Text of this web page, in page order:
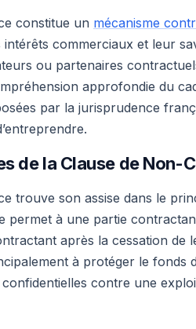
constitue un mécanisme
commerciaux et leur
ou partenaires
approfondie du
par la jurisprudence
de la Clause de Non-
trouve son assise dans le
permet à une partie
après la cessation de
à protéger le fonds
contre une